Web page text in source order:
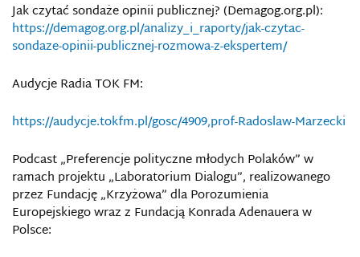
Jak czytać sondaże opinii publicznej? (Demagog.org.pl):
https://demagog.org.pl/analizy_i_raporty/jak-czytac-
sondaze-opinii-publicznej-rozmowa-z-ekspertem/
Audycje Radia TOK FM:
https://audycje.tokfm.pl/gosc/4909,prof-Radoslaw-Marzecki
Podcast „Preferencje polityczne młodych Polaków” w
ramach projektu „Laboratorium Dialogu”, realizowanego
przez Fundację „Krzyżowa” dla Porozumienia
Europejskiego wraz z Fundacją Konrada Adenauera w
Polsce: